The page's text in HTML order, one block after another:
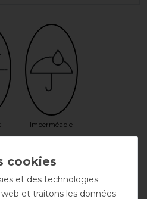
Imperméable
et des technologies
et traitons les données